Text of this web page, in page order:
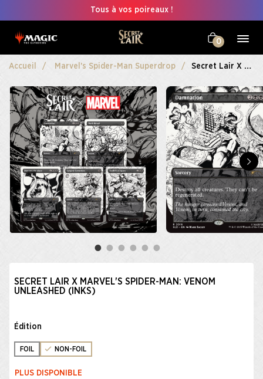
Tous à vos poireaux !
0
Accueil Marvel's Spider-Man Superdrop Secret Lair X Marvel's Spider-Man: Venom Unleashed (Inks)
SECRET LAIR X MARVEL'S SPIDER-MAN: VENOM
UNLEASHED (INKS)
Édition
FOIL NON-FOIL
PLUS DISPONIBLE